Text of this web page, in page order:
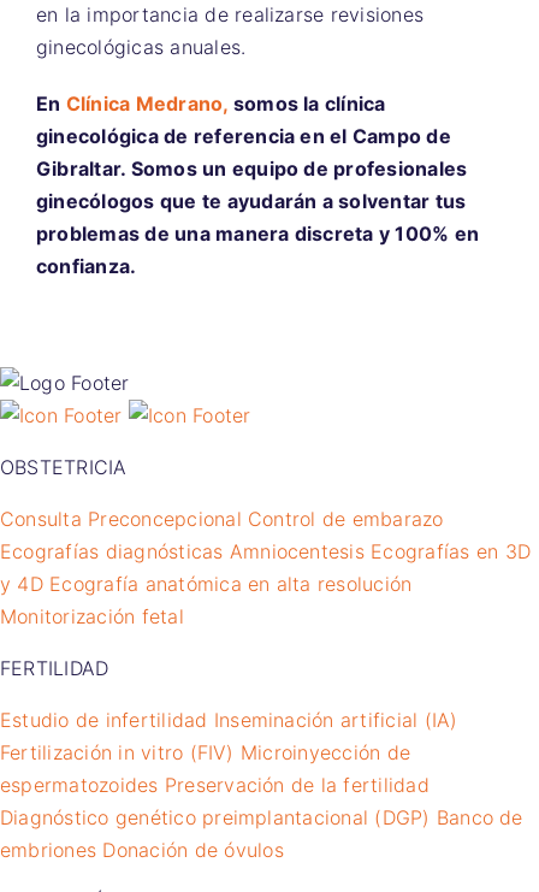
en la importancia de realizarse revisiones
ginecológicas anuales.
En Clínica Medrano, somos la clínica
ginecológica de referencia en el Campo de
Gibraltar. Somos un equipo de profesionales
ginecólogos que te ayudarán a solventar tus
problemas de una manera discreta y 100% en
confianza.
OBSTETRICIA
Consulta Preconcepcional Control de embarazo
Ecografías diagnósticas Amniocentesis Ecografías en 3D
y 4D Ecografía anatómica en alta resolución
Monitorización fetal
FERTILIDAD
Estudio de infertilidad Inseminación artificial (IA)
Fertilización in vitro (FIV) Microinyección de
espermatozoides Preservación de la fertilidad
Diagnóstico genético preimplantacional (DGP) Banco de
embriones Donación de óvulos